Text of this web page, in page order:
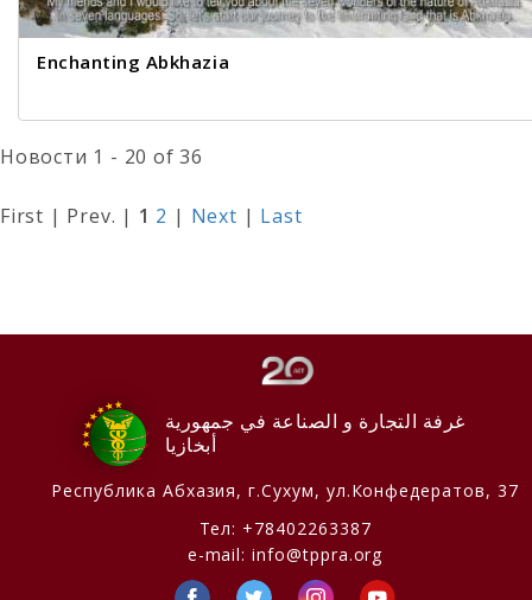
Enchanting Abkhazia
Новости 1 - 20 of 36
First | Prev. | 1 2 | Next | Last
غرفة التجارة و الصناعة في جمهورية
أبخازيا
Республика Абхазия, г.Сухум, ул.Конфедератов, 37
Тел: +78402263387
e-mail:info@tppra.org